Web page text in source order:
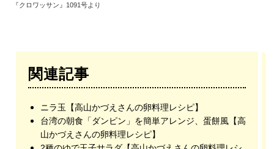
『クロワッサン』1091号より
関連記事
ニラ玉【高山かづえさんの卵料理レシピ】
台湾の朝食「ダンピン」を簡単アレンジ、蛋餅風【高
山かづえさんの卵料理レシピ】